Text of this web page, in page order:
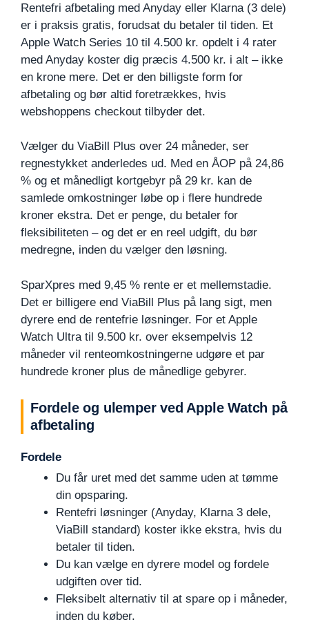
Rentefri afbetaling med Anyday eller Klarna (3 dele)
er i praksis gratis, forudsat du betaler til tiden. Et
Apple Watch Series 10 til 4.500 kr. opdelt i 4 rater
med Anyday koster dig præcis 4.500 kr. i alt – ikke
en krone mere. Det er den billigste form for
afbetaling og bør altid foretrækkes, hvis
webshoppens checkout tilbyder det.
Vælger du ViaBill Plus over 24 måneder, ser
regnestykket anderledes ud. Med en ÅOP på 24,86
% og et månedligt kortgebyr på 29 kr. kan de
samlede omkostninger løbe op i flere hundrede
kroner ekstra. Det er penge, du betaler for
fleksibiliteten – og det er en reel udgift, du bør
medregne, inden du vælger den løsning.
SparXpres med 9,45 % rente er et mellemstadie.
Det er billigere end ViaBill Plus på lang sigt, men
dyrere end de rentefrie løsninger. For et Apple
Watch Ultra til 9.500 kr. over eksempelvis 12
måneder vil renteomkostningerne udgøre et par
hundrede kroner plus de månedlige gebyrer.
Fordele og ulemper ved Apple Watch på
afbetaling
Fordele
Du får uret med det samme uden at tømme
din opsparing.
Rentefri løsninger (Anyday, Klarna 3 dele,
ViaBill standard) koster ikke ekstra, hvis du
betaler til tiden.
Du kan vælge en dyrere model og fordele
udgiften over tid.
Fleksibelt alternativ til at spare op i måneder,
inden du køber.